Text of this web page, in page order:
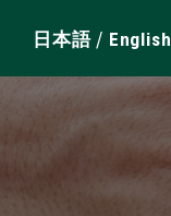
日本語/ English